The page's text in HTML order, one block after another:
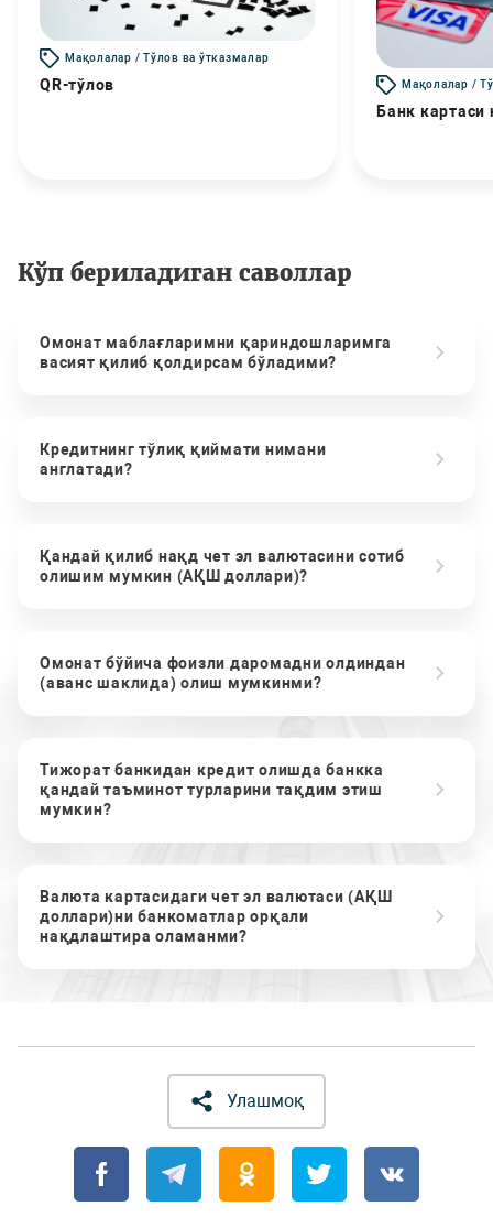
Мақолалар / Тўлов ва ўтказмалар
QR-тўлов Мақолалар /
Банк картаси
Кўп бериладиган саволлар
Омонат маблағларимни қариндошларимга
васият қилиб қолдирсам бўладими?
Кредитнинг тўлиқ қиймати нимани
англатади?
Қандай қилиб нақд чет эл валютасини сотиб
олишим мумкин (АҚШ доллари)?
Омонат бўйича фоизли даромадни олдиндан
(аванс шаклида) олиш мумкинми?
Тижорат банкидан кредит олишда банкка
қандай таъминот турларини тақдим этиш
мумкин?
Валюта картасидаги чет эл валютаси (АҚШ
доллари)ни банкоматлар орқали
нақдлаштира оламанми?
Улашмоқ